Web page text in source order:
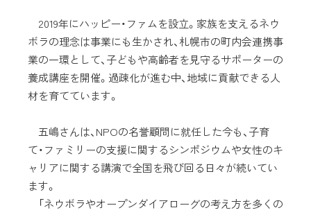
2019年にハッピー・ファムを設立。家族を支えるネウ
ボラの理念は事業にも生かされ、札幌市の町内会連携事
業の一環として、子どもや高齢者を見守るサポーターの
養成講座を開催。過疎化が進む中、地域に貢献できる人
材を育てています。
五嶋さんは、NPOの名誉顧問に就任した今も、子育
て・ファミリーの支援に関するシンポジウムや女性のキ
ャリアに関する講演で全国を飛び回る日々が続いてい
ます。
「ネウボラやオープンダイアローグの考え方を多くの